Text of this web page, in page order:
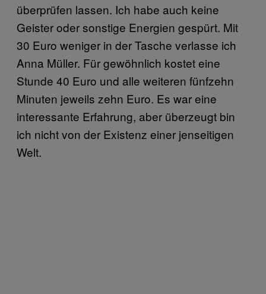
überprüfen lassen. Ich habe auch keine
Geister oder sonstige Energien gespürt. Mit
30 Euro weniger in der Tasche verlasse ich
Anna Müller. Für gewöhnlich kostet eine
Stunde 40 Euro und alle weiteren fünfzehn
Minuten jeweils zehn Euro. Es war eine
interessante Erfahrung, aber überzeugt bin
ich nicht von der Existenz einer jenseitigen
Welt.